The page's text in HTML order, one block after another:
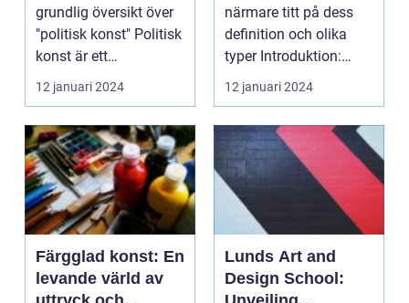
grundlig översikt över
"politisk konst" Politisk
konst är ett
uttrycksfullt medium...
12 januari 2024
närmare titt på dess
definition och olika
typer Introduktion:
Dålig konst är ett ä...
12 januari 2024
Färgglad konst: En
levande värld av
Lunds Art and
Design School: